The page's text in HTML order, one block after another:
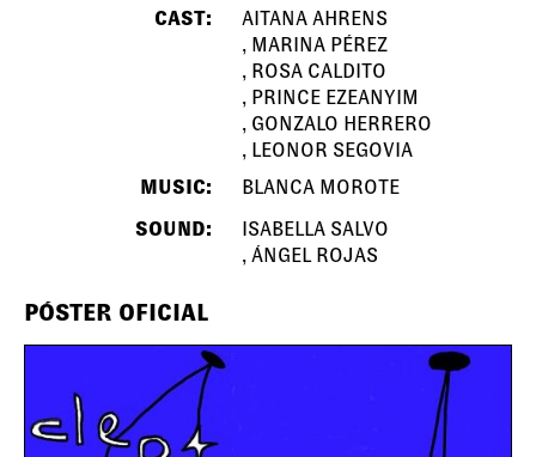
CAST:
AITANA AHRENS
MARINA PÉREZ
ROSA CALDITO
PRINCE EZEANYIM
GONZALO HERRERO
LEONOR SEGOVIA
MUSIC:
BLANCA MOROTE
SOUND:
ISABELLA SALVO
ÁNGEL ROJAS
PÓSTER OFICIAL